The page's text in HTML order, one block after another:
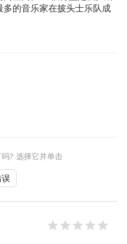
的音乐家在披头士乐队成
? 选择它并单击
误